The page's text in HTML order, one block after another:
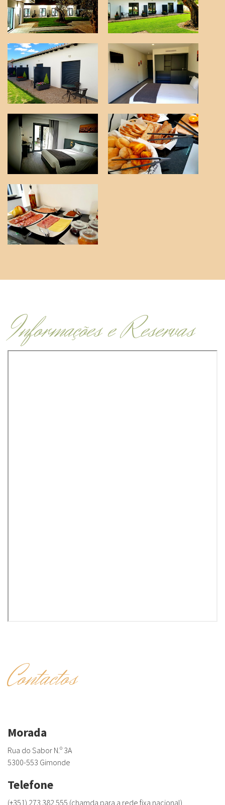
Informações e Reservas
Contactos
Morada
Rua do Sabor N.º 3A
5300-553 Gimonde
Telefone
(+351) 273 382 555 (chamda para a rede fixa nacional)